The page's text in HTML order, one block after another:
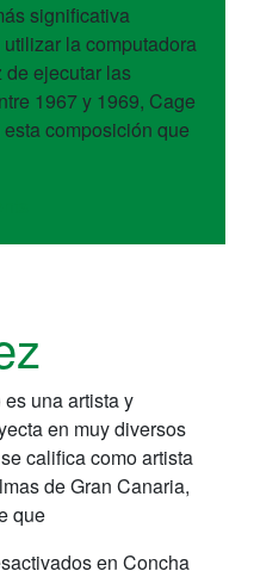
significativa
la computadora
de ejecutar las
1967 y 1969, Cage
composición que
una artista y
en muy diversos
califica como artista
de Gran Canaria,
que
en Concha